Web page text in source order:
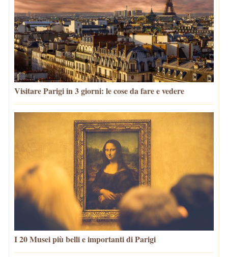
Visitare Parigi in 3 giorni: le cose da fare e vedere
I 20 Musei più belli e importanti di Parigi